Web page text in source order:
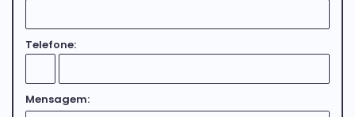
Telefone:
Mensagem: